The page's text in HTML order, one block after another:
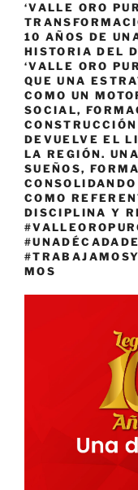
‘VALLE ORO
10 AÑOS DE
HISTORIA DEL
‘VALLE ORO
QUE UNA
COMO UN
SOCIAL,
DEVUELVE EL
LA REGIÓN.
SUEÑOS,
COMO
DISCIPLINA Y
MOS